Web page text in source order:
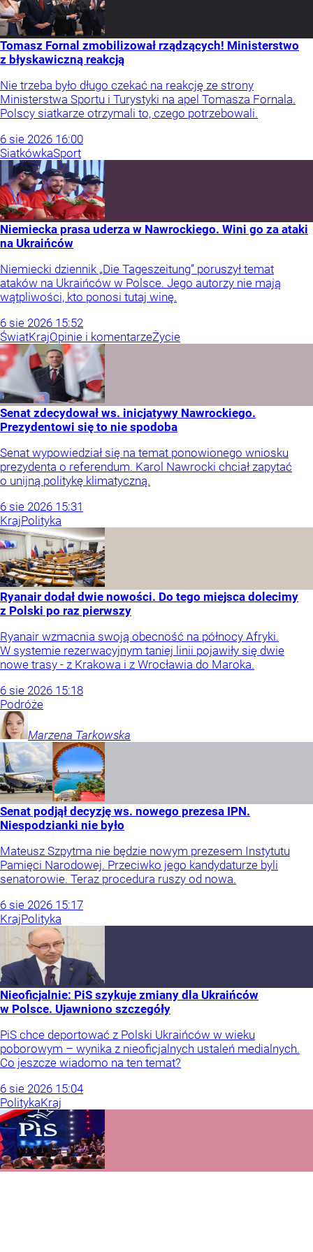
Tomasz Fornal zmobilizował rządzących! Ministerstwo
z błyskawiczną reakcją
Nie trzeba było długo czekać na reakcję ze strony
Ministerstwa Sportu i Turystyki na apel Tomasza Fornala.
Polscy siatkarze otrzymali to, czego potrzebowali.
6 sie 2026 16:00
SiatkówkaSport
Niemiecka prasa uderza w Nawrockiego. Wini go za ataki
na Ukraińców
Niemiecki dziennik „Die Tageszeitung” poruszył temat
ataków na Ukraińców w Polsce. Jego autorzy nie mają
wątpliwości, kto ponosi tutaj winę.
6 sie 2026 15:52
ŚwiatKrajOpinie i komentarzeŻycie
Senat zdecydował ws. inicjatywy Nawrockiego.
Prezydentowi się to nie spodoba
Senat wypowiedział się na temat ponowionego wniosku
prezydenta o referendum. Karol Nawrocki chciał zapytać
o unijną politykę klimatyczną.
6 sie 2026 15:31
KrajPolityka
Ryanair dodał dwie nowości. Do tego miejsca dolecimy
z Polski po raz pierwszy
Ryanair wzmacnia swoją obecność na północy Afryki.
W systemie rezerwacyjnym taniej linii pojawiły się dwie
nowe trasy - z Krakowa i z Wrocławia do Maroka.
6 sie 2026 15:18
Podróże
Marzena Tarkowska
Senat podjął decyzję ws. nowego prezesa IPN.
Niespodzianki nie było
Mateusz Szpytma nie będzie nowym prezesem Instytutu
Pamięci Narodowej. Przeciwko jego kandydaturze byli
senatorowie. Teraz procedura ruszy od nowa.
6 sie 2026 15:17
KrajPolityka
Nieoficjalnie: PiS szykuje zmiany dla Ukraińców
w Polsce. Ujawniono szczegóły
PiS chce deportować z Polski Ukraińców w wieku
poborowym – wynika z nieoficjalnych ustaleń medialnych.
Co jeszcze wiadomo na ten temat?
6 sie 2026 15:04
PolitykaKraj